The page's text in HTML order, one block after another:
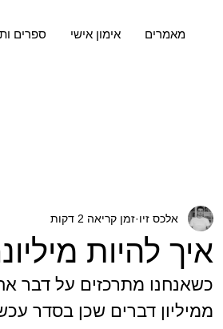
ספרים אימון אישי מאמרים
איך להיות
אלכס זיו זמן קריאה 2 דקות
כשאנחנו מתרכזים על דבר
ממיליון דברים שכן בסדר